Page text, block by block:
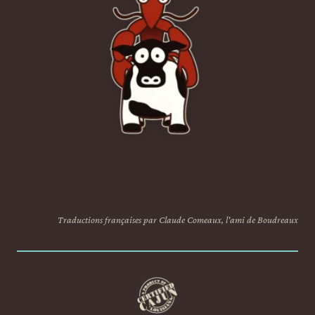
Traductions françaises par Claude Comeaux, l'ami de Boudreaux